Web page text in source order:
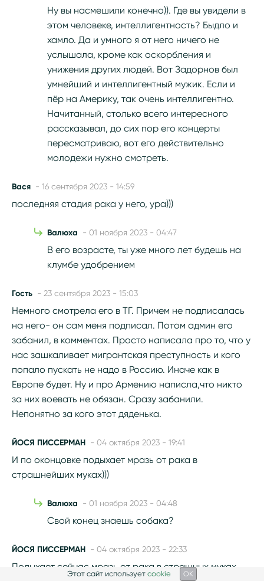
Ну вы насмешили конечно)). Где вы увидели в
этом человеке, интеллигентность? Быдло и
хамло. Да и умного я от него ничего не
услышала, кроме как оскорбления и
унижения других людей. Вот Задорнов был
умнейший и интеллигентный мужик. Если и
пёр на Америку, так очень интеллигентно.
Начитанный, столько всего интересного
рассказывал, до сих пор его концерты
пересматриваю, вот его действительно
молодежи нужно смотреть.
Вася - 16 сентября 2023 - 14:59
последняя стадия рака у него, ура)))
Валюха - 01 ноября 2023 - 04:47
В его возрасте, ты уже много лет будешь на
клумбе удобрением
Гость - 23 сентября 2023 - 15:03
Немного смотрела его в ТГ. Причем не подписалась
на него- он сам меня подписал. Потом админ его
забанил, в комментах. Просто написала про то, что у
нас зашкаливает мигрантская преступность и кого
попало пускать не надо в Россию. Иначе как в
Европе будет. Ну и про Армению написла,что никто
за них воевать не обязан. Сразу забанили.
Непонятно за кого этот дяденька.
ЙОСЯ ПИССЕРМАН - 04 октября 2023 - 19:41
И по оконцовке подыхает мразь от рака в
страшнейших муках)))
Валюха - 01 ноября 2023 - 04:48
Свой конец знаешь собака?
ЙОСЯ ПИССЕРМАН - 04 октября 2023 - 22:33
Подыхает сейчас мразь от рака в страшных муках...
Этот сайт использует cookie OK